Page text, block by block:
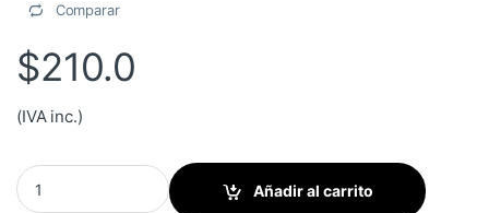
Comparar
$210.0
(IVA inc.)
Cuchilla de lavado - 350, 360 quantity
Añadir al carrito